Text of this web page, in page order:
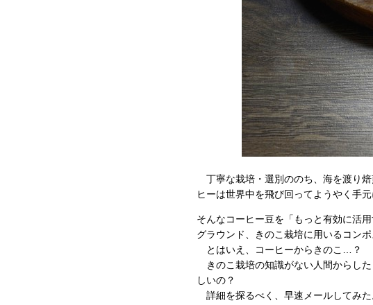
丁寧な栽培・選別ののち、海を渡り
ヒーは世界中を飛び回ってようやく手元
そんなコーヒー豆を「もっと有効に活
グラウンド、きのこ栽培に用いるコン
とはいえ、コーヒーからきのこ…？
きのこ栽培の知識がない人間からし
しいの？
詳細を探るべく、早速メールしてみた